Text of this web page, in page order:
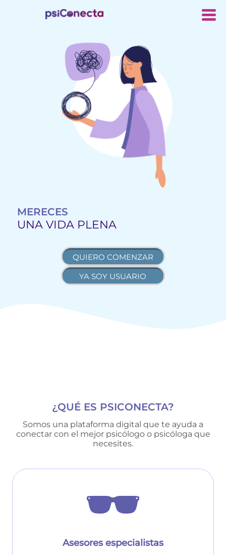
MERECES
UNA VIDA PLENA
QUIERO COMENZAR
YA SOY USUARIO
¿QUÉ ES PSICONECTA?
Somos una plataforma digital que te ayuda a
conectar con el mejor psicólogo o psicóloga que
necesites.
Asesores especialistas